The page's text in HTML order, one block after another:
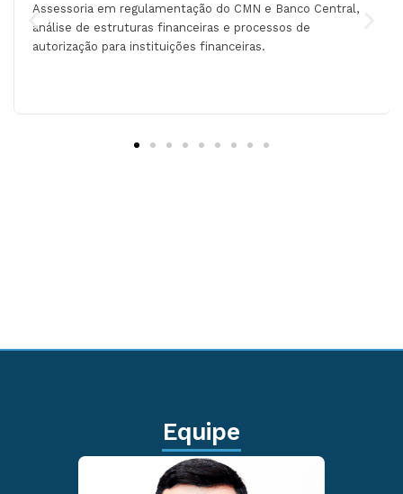
em regulamentação do CMN e Banco Central,
de estruturas financeiras e processos de
para instituições financeiras.
Equipe